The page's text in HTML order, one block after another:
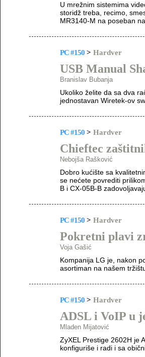
U mrežnim sistemima
storidž treba, recimo,
MR3140-M na poseban
PC #150 > Hardver
USB Manual
Branislav Bubanja
Ukoliko želite da sa dva
jednostavan Wiretek-ov
PC #150 > Hardver
Chieftec
Nebojša Rašković
Dobro kućište sa
se nećete povrediti
B i CX-05B-B
PC #150 > Hardver
Pokretni plavi
Voja Gašić
Kompanija LG je, nakon
asortiman na našem
PC #150 > Hardver
ADSL i VoIP u
Mladen Mijatović
ZyXEL Prestige 2602H je
konfiguriše i radi i sa